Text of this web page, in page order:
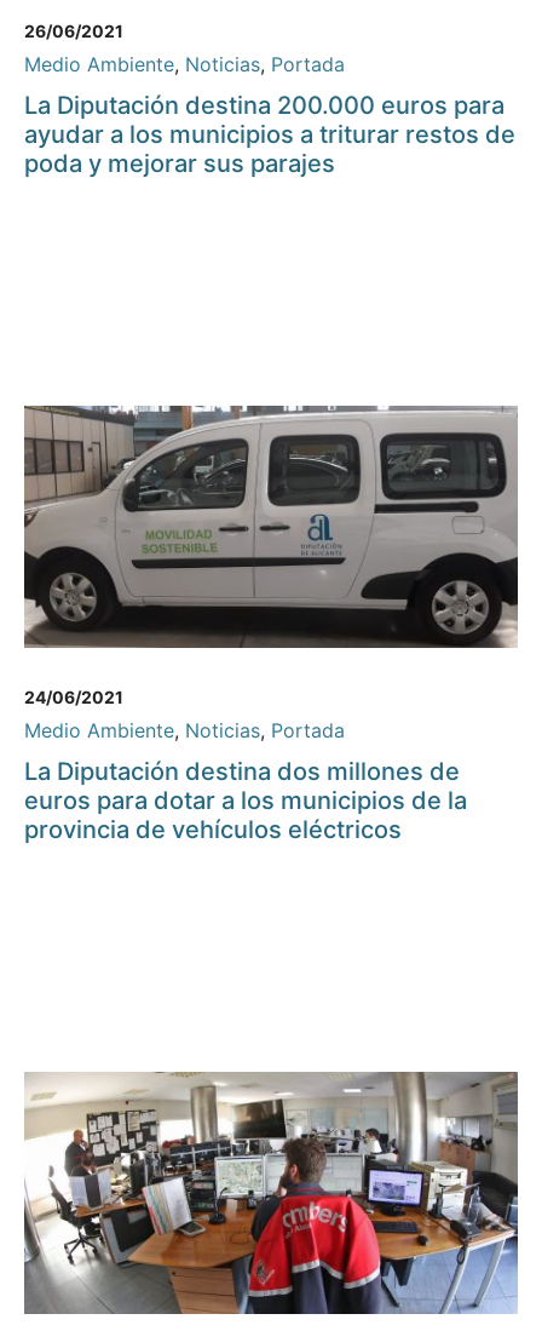
26/06/2021
Medio Ambiente, Noticias, Portada
La Diputación destina 200.000 euros para
ayudar a los municipios a triturar restos de
poda y mejorar sus parajes
24/06/2021
Medio Ambiente, Noticias, Portada
La Diputación destina dos millones de
euros para dotar a los municipios de la
provincia de vehículos eléctricos